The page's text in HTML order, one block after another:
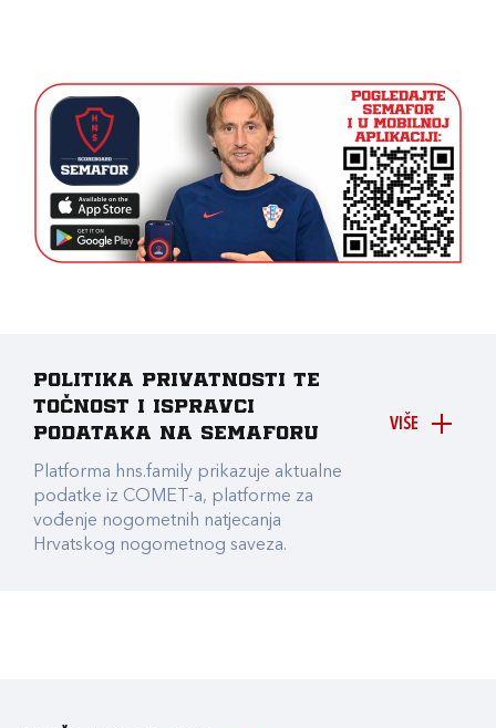
VIŠE
Politika privatnosti te
točnost i ispravci
podataka na Semaforu
Platforma hns.family prikazuje aktualne
podatke iz COMET-a, platforme za
vođenje nogometnih natjecanja
Hrvatskog nogometnog saveza.